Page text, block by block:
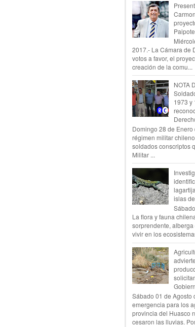
Paipote
2017.- La Cámara de
votos a favor, el
creación de la comu...
NOTA
1973 y
Domingo 28 de
régimen militar
soldados conscriptos
Militar ...
islas
La flora y fauna
sorprendente,
vivir en los
Sábado 01 de Agosto
emergencia para los
provincia del Huasco
cesaron las lluvias.